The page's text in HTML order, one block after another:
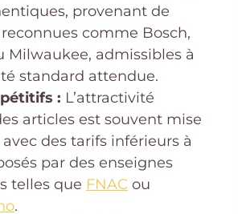
provenant de
comme Bosch,
Milwaukee, admissibles à
standard attendue.
: L’attractivité
articles est souvent mise
des tarifs inférieurs à
par des enseignes
telles que FNAC ou
.